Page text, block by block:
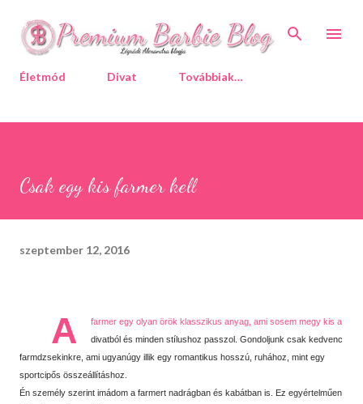
Életmód Divat Továbbiak…
Csak egy kis farmer kell
szeptember 12, 2016
A
farmer egy olyan örök klasszikus anyag, ami sosem megy kis a
divatból és minden stílushoz passzol. Gondoljunk csak kedvenc
farmdzsekinkre, ami ugyanúgy illik egy romantikus hosszú, ruhához, mint egy
sportcipős összeállításhoz.
Én személy szerint imádom a farmert nadrágban és kabátban is. Ez egyértelműen